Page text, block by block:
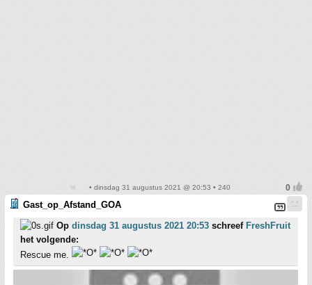
• dinsdag 31 augustus 2021 @ 20:53 • 240
Gast_op_Afstand_GOA
Op dinsdag 31 augustus 2021 20:53 schreef FreshFruit
het volgende:
Rescue me.